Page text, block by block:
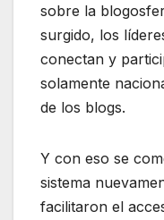
sobre la
surgido, los
conectan y
solamente
de los blogs.
Y con eso se
sistema
facilitaron el